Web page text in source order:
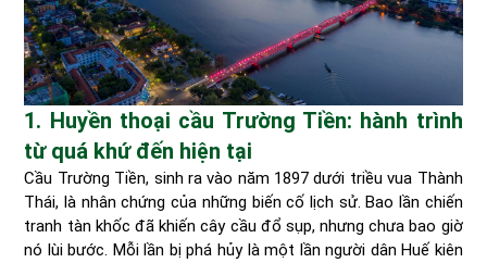
1. Huyền thoại cầu Trường Tiền: hành trình
từ quá khứ đến hiện tại
Cầu Trường Tiền, sinh ra vào năm 1897 dưới triều vua Thành
Thái, là nhân chứng của những biến cố lịch sử. Bao lần chiến
tranh tàn khốc đã khiến cây cầu đổ sụp, nhưng chưa bao giờ
nó lùi bước. Mỗi lần bị phá hủy là một lần người dân Huế kiên